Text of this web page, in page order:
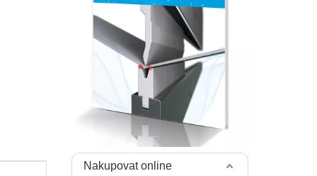
Nakupovat online